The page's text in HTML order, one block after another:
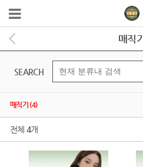
매직기
SEARCH
매직기 (4)
전체 4개